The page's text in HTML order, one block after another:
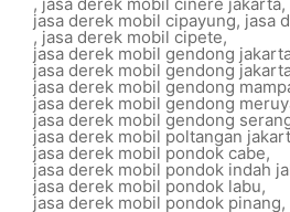
jasa derek mobil cipayung, jasa
, jasa derek mobil cipete,
jasa derek mobil gendong
jasa derek mobil gendong
jasa derek mobil gendong
jasa derek mobil gendong
jasa derek mobil gendong
jasa derek mobil poltangan
jasa derek mobil pondok cabe,
jasa derek mobil pondok indah
jasa derek mobil pondok labu,
jasa derek mobil pondok pinang,